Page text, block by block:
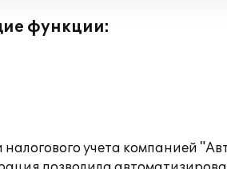
функции:
налогового учета компанией